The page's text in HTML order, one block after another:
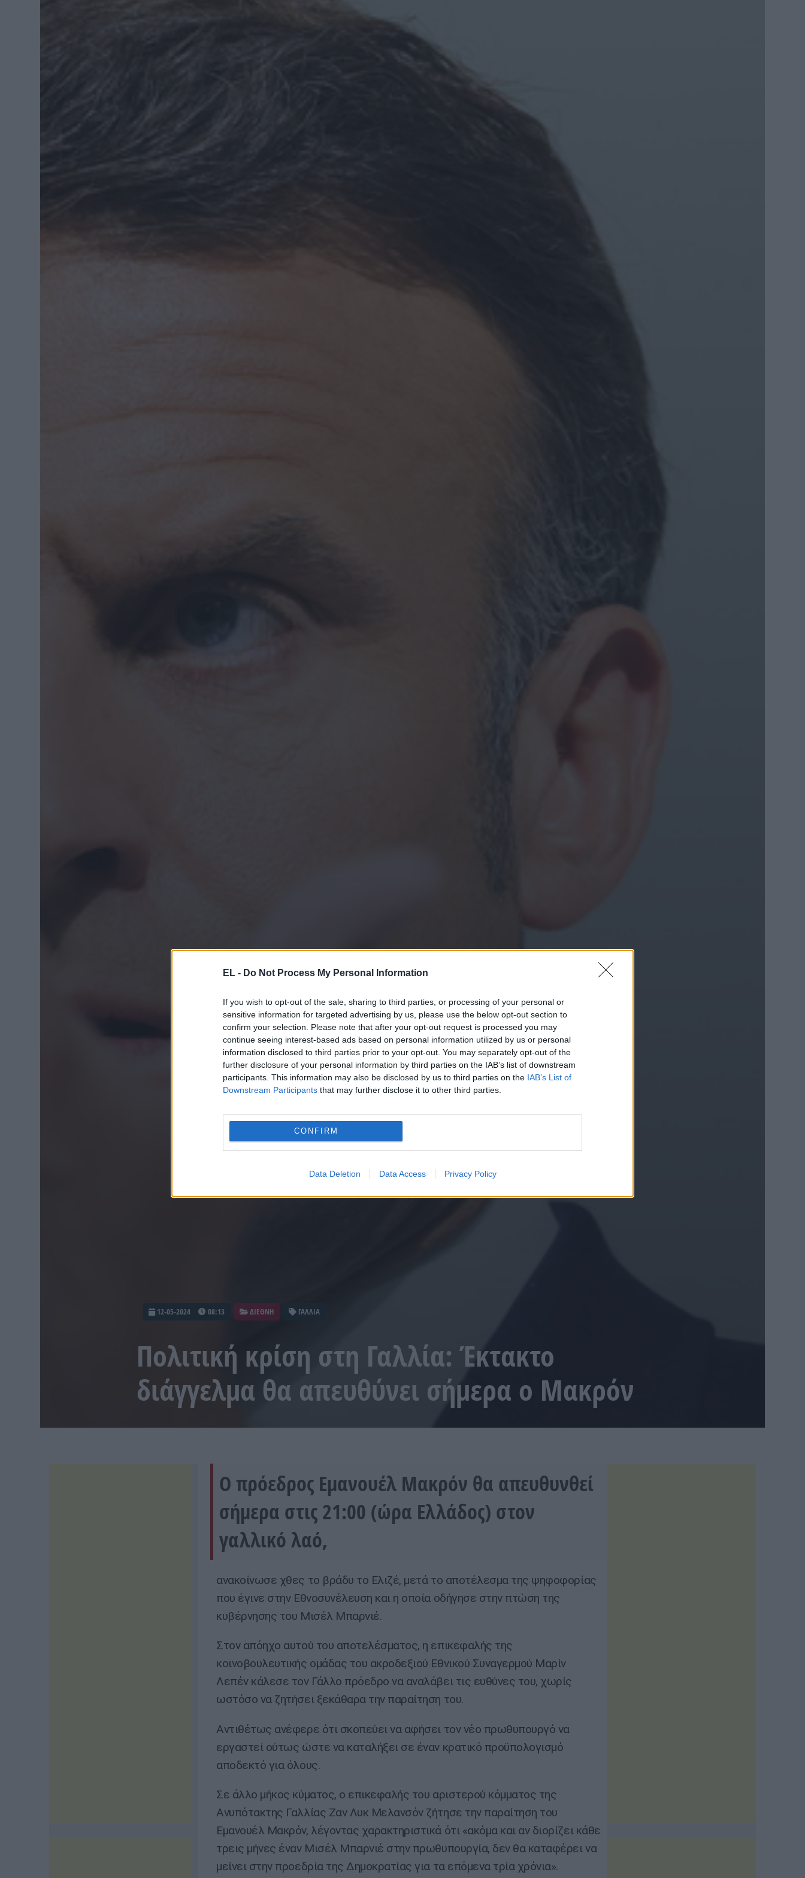
EL - Do Not Process My Personal Information
If you wish to opt-out of the sale, sharing to third parties, or processing of your personal or
sensitive information for targeted advertising by us, please use the below opt-out section to
confirm your selection. Please note that after your opt-out request is processed you may
continue seeing interest-based ads based on personal information utilized by us or personal
information disclosed to third parties prior to your opt-out. You may separately opt-out of the
further disclosure of your personal information by third parties on the IAB’s list of downstream
participants. This information may also be disclosed by us to third parties on the IAB’s List of
Downstream Participants that may further disclose it to other third parties.
CONFIRM
Data Deletion Data Access Privacy Policy
12-05-2024 08:13 ΔΙΕΘΝΗ ΓΑΛΛΙΑ
Πολιτική κρίση στη Γαλλία: Έκτακτο
διάγγελμα θα απευθύνει σήμερα ο Μακρόν
Ο πρόεδρος Εμανουέλ Μακρόν θα απευθυνθεί
σήμερα στις 21:00 (ώρα Ελλάδος) στον
γαλλικό λαό,
ανακοίνωσε χθες το βράδυ το Ελιζέ, μετά το αποτέλεσμα της ψηφοφορίας
που έγινε στην Εθνοσυνέλευση και η οποία οδήγησε στην πτώση της
κυβέρνησης του Μισέλ Μπαρνιέ.
Στον απόηχο αυτού του αποτελέσματος, η επικεφαλής της
κοινοβουλευτικής ομάδας του ακροδεξιού Εθνικού Συναγερμού Μαρίν
Λεπέν κάλεσε τον Γάλλο πρόεδρο να αναλάβει τις ευθύνες του, χωρίς
ωστόσο να ζητήσει ξεκάθαρα την παραίτηση του.
Αντιθέτως ανέφερε ότι σκοπεύει να αφήσει τον νέο πρωθυπουργό να
εργαστεί ούτως ώστε να καταλήξει σε έναν κρατικό προϋπολογισμό
αποδεκτό για όλους.
Σε άλλο μήκος κύματος, ο επικεφαλής του αριστερού κόμματος της
Ανυπότακτης Γαλλίας Ζαν Λυκ Μελανσόν ζήτησε την παραίτηση του
Εμανουέλ Μακρόν, λέγοντας χαρακτηριστικά ότι «ακόμα και αν διορίζει κάθε
τρεις μήνες έναν Μισέλ Μπαρνιέ στην πρωθυπουργία, δεν θα καταφέρει να
μείνει στην προεδρία της Δημοκρατίας για τα επόμενα τρία χρόνια».